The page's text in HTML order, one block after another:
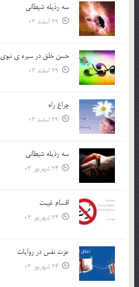
سه رذیله شیطانی
29 اسفند 03
حسن خلق در سيره ي نبوي
29 اسفند 03
چراغ راه
29 اسفند 03
سه رذیله شیطانی
24 شهریور 03
اقسام غيبت
24 شهریور 03
عزت نفس در روايات
24 شهریور 03